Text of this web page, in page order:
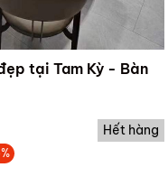
tại Tam Kỳ - Bàn
Hết hàng